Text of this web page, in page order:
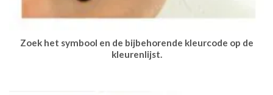
Zoek het symbool en de bijbehorende kleurcode op de
kleurenlijst.